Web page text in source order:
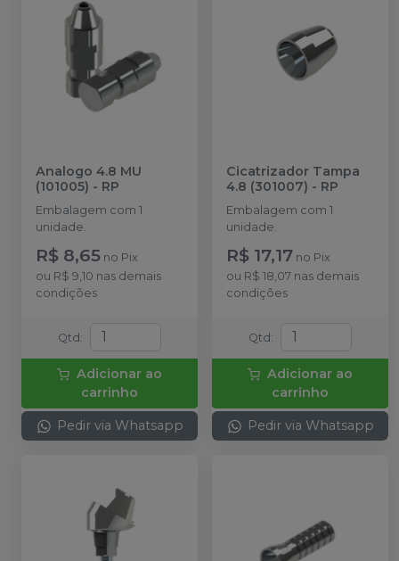
Analogo 4.8 MU
(101005) - RP
Embalagem com 1
unidade.
R$ 8,65 no Pix
ou R$ 9,10 nas demais
condições
Qtd:
Adicionar ao
carrinho
Pedir via Whatsapp
Cicatrizador Tampa
4.8 (301007) - RP
Embalagem com 1
unidade.
R$ 17,17 no Pix
ou R$ 18,07 nas demais
condições
Qtd:
Adicionar ao
carrinho
Pedir via Whatsapp